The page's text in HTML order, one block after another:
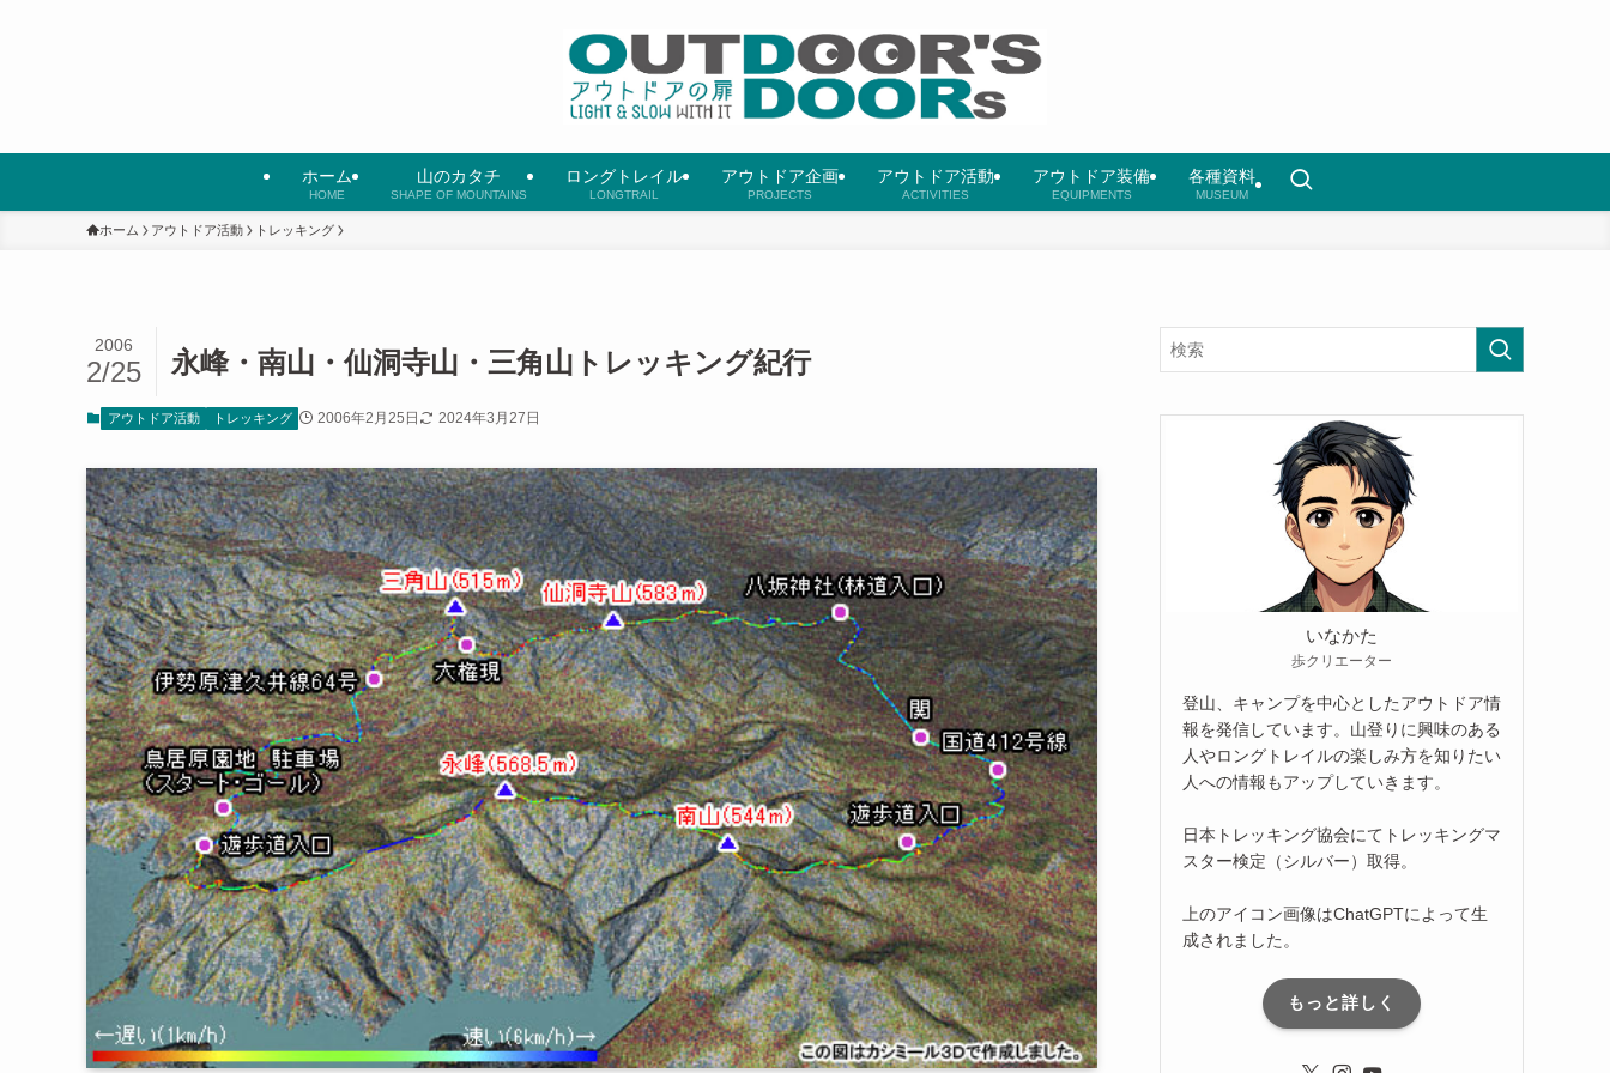
ホーム
HOME
山のカタチ
SHAPE OF MOUNTAINS
ロングトレイル
LONGTRAIL
アウトドア企画
PROJECTS
アウトドア活動
ACTIVITIES
アウトドア装備
EQUIPMENTS
各種資料
MUSEUM
ホーム アウトドア活動 トレッキング
永峰・南山・仙洞寺山・三角山トレッキング紀行
2006
2/25
アウトドア活動 トレッキング 2006年2月25日 2024年3月27日
いなかた
歩クリエーター
登山、キャンプを中心としたアウトドア情
報を発信しています。山登りに興味のある
人やロングトレイルの楽しみ方を知りたい
人への情報もアップしていきます。
日本トレッキング協会にてトレッキングマ
スター検定（シルバー）取得。
上のアイコン画像はChatGPTによって生
成されました。
もっと詳しく